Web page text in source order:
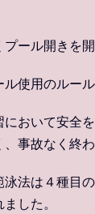
ール開きを開
使用のルー
において安全
事故なく終
泳法は４種目
した。